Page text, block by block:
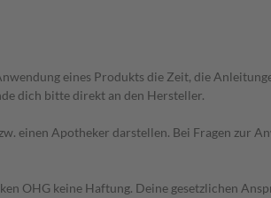
eines Produkts die Zeit, die
dich bitte direkt an den Hersteller.
einen Apotheker darstellen. Bei Fragen zur
OHG keine Haftung. Deine gesetzlichen